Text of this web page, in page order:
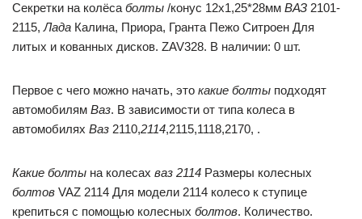
Секретки на колёса болты /конус 12х1,25*28мм ВАЗ 2101-
2115, Лада Калина, Приора, Гранта Пежо Ситроен Для
литых и кованных дисков. ZAV328. В наличии: 0 шт.
Первое с чего можно начать, это какие болты подходят
автомобилям Ваз. В зависимости от типа колеса в
автомобилях Ваз 2110,2114,2115,1118,2170, .
Какие болты на колесах ваз 2114 Размеры колесных
болтов VAZ 2114 Для модели 2114 колесо к ступице
крепиться с помощью колесных болтов. Количество.